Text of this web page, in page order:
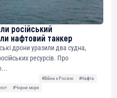
російський
нафтовий танкер
дрони уразили два судна,
ресурсів. Про
#Війна з Росією
#Нафта
#Чорне море